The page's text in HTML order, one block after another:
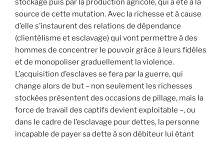
stockage puis par la production agricole, qui a été à la
source de cette mutation. Avec la richesse et à cause
d’elle s’instaurent des relations de dépendance
(clientélisme et esclavage) qui vont permettre à des
hommes de concentrer le pouvoir grâce à leurs fidèles
et de monopoliser graduellement la violence.
L’acquisition d’esclaves se fera par la guerre, qui
change alors de but – non seulement les richesses
stockées présentent des occasions de pillage, mais la
force de travail des captifs devient exploitable –, ou
dans le cadre de l’esclavage pour dettes, la personne
incapable de payer sa dette à son débiteur lui étant